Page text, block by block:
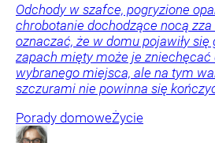
Odchody w szafce, pogryzione
chrobotanie dochodzące nocą
oznaczać, że w domu pojawiły
zapach mięty może je zniechęcać
wybranego miejsca, ale na tym
szczurami nie powinna się
Porady domoweŻycie